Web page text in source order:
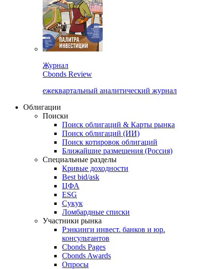
Журнал
Cbonds Review
ежеквартальный аналитический журнал
Облигации
Поиски
Поиск облигаций & Карты рынка
Поиск облигаций (ИИ)
Поиск котировок облигаций
Ближайшие размещения (Россия)
Специальные разделы
Кривые доходности
Best bid/ask
ЦФА
ESG
Сукук
Ломбардные списки
Участники рынка
Рэнкинги инвест. банков и юр.
консультантов
Cbonds Pages
Cbonds Awards
Опросы